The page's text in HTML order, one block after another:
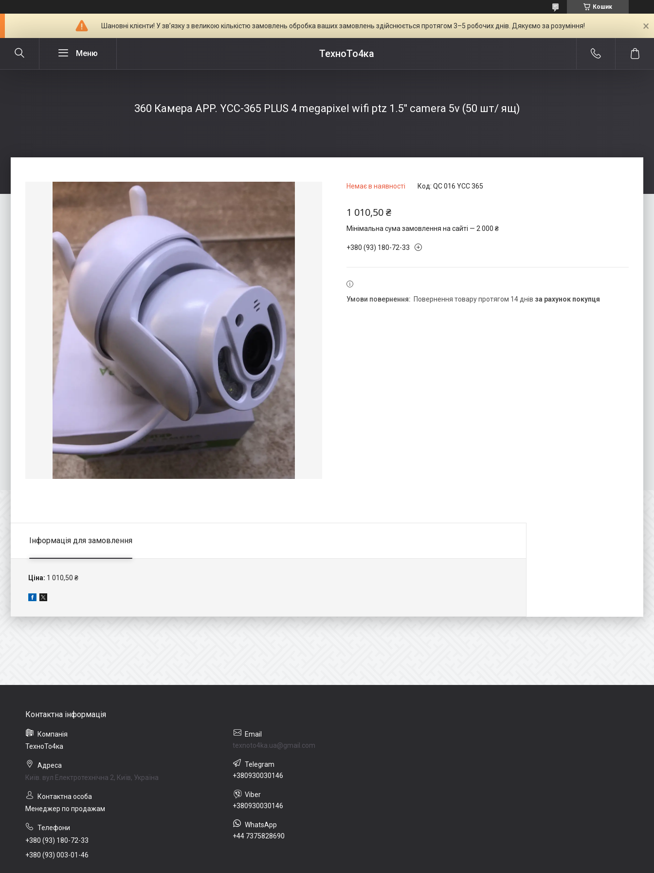
Кошик
Шановні клієнти! У зв’язку з великою кількістю замовлень обробка ваших замовлень здійснюється протягом 3–5 робочих днів. Дякуємо за розуміння!
ТехноТо4ка
360 Камера APP. YCC-365 PLUS 4 megapixel wifi ptz 1.5" camera 5v (50 шт/ ящ)
Немає в наявності Код: QC 016 YCC 365
1 010,50 ₴
Мінімальна сума замовлення на сайті — 2 000 ₴
+380 (93) 180-72-33
повернення товару протягом 14 днів за рахунок покупця
Інформація для замовлення
Ціна: 1 010,50 ₴
ТехноТо4ка
Київ. вул Електротехнічна 2, Київ, Україна
Менеджер по продажам
+380 (93) 180-72-33
+380 (93) 003-01-46
texnoto4ka.ua@gmail.com
+380930030146
+380930030146
+44 7375828690